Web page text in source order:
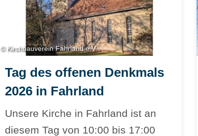
© Kirchbauverein Fahrland e.V.
Tag des offenen Denkmals
2026 in Fahrland
Unsere Kirche in Fahrland ist an
diesem Tag von 10:00 bis 17:00